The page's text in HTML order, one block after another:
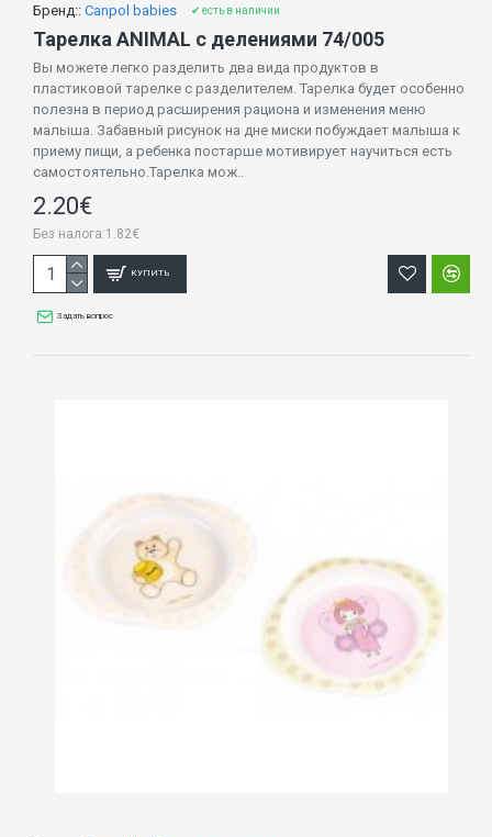
Бренд:: Canpol babies ✔ есть в наличии
Тарелка ANIMAL c делениями 74/005
Вы можете легко разделить два вида продуктов в
пластиковой тарелке с разделителем. Тарелка будет особенно
полезна в период расширения рациона и изменения меню
малыша. Забавный рисунок на дне миски побуждает малыша к
приему пищи, а ребенка постарше мотивирует научиться есть
самостоятельно.Тарелка мож..
2.20€
Без налога:1.82€
КУПИТЬ
Задать вопрос